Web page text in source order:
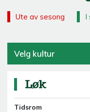
Ute av sesong I
Velg kultur
Løk
Tidsrom